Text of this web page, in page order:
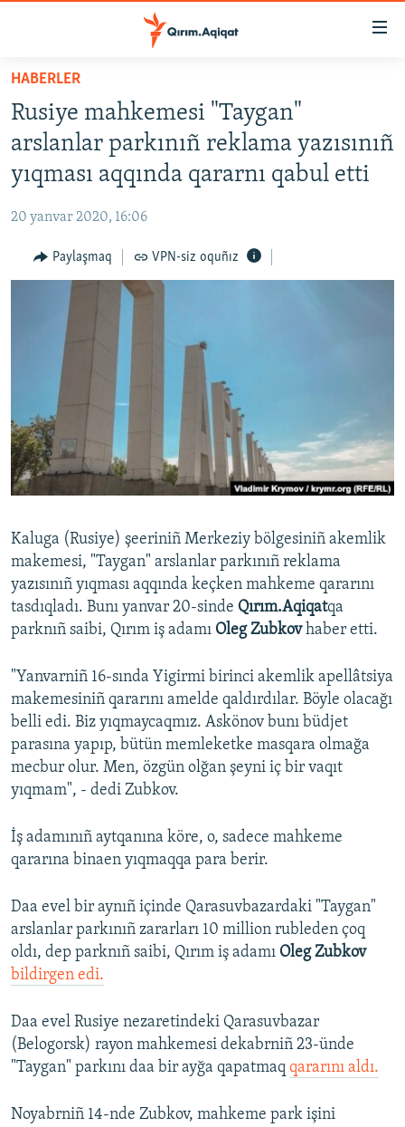
Esas
qaytmaq
Baş
qaytmaq
Qıdıruvğa
qaytmaq
SİYASET
MEDENİYET
İNSAN AQLARI
BLOGLAR
Русский
Українською
RFE/RS bütün saytları
HABERLER
Rusiye mahkemesi "Taygan"
arslanlar parkınıñ reklama yazısınıñ
yıqması aqqında qararnı qabul etti
20 yanvar 2020, 16:06
Paylaşmaq VPN-siz oquñız
Kaluga (Rusiye) şeeriniñ Merkeziy bölgesiniñ akemlik
makemesi, "Taygan" arslanlar parkınıñ reklama
yazısınıñ yıqması aqqında keçken mahkeme qararını
tasdıqladı. Bunı yanvar 20-sinde Qırım.Aqiqatqa
parknıñ saibi, Qırım iş adamı Oleg Zubkovhaber etti.
"Yanvarniñ 16-sında Yigirmi birinci akemlik apellâtsiya
makemesiniñ qararını amelde qaldırdılar. Böyle olacağı
belli edi. Biz yıqmaycaqmız. Askönov bunı büdjet
parasına yapıp, bütün memleketke masqara olmağa
mecbur olur. Men, özgün olğan şeyni iç bir vaqıt
yıqmam", - dedi Zubkov.
İş adamınıñ aytqanına köre, o, sadece mahkeme
qararına binaen yıqmaqqa para berir.
Daa evel bir aynıñ içinde Qarasuvbazardaki "Taygan"
arslanlar parkınıñ zararları 10 million rubleden çoq
oldı, dep parknıñ saibi, Qırım iş adamı Oleg Zubkov
bildirgen edi.
Daa evel Rusiye nezaretindeki Qarasuvbazar
(Belogorsk) rayon mahkemesi dekabrniñ 23-ünde
"Taygan" parkını daa bir ayğa qapatmaq qararını aldı.
Noyabrniñ 14-nde Zubkov, mahkeme park işini